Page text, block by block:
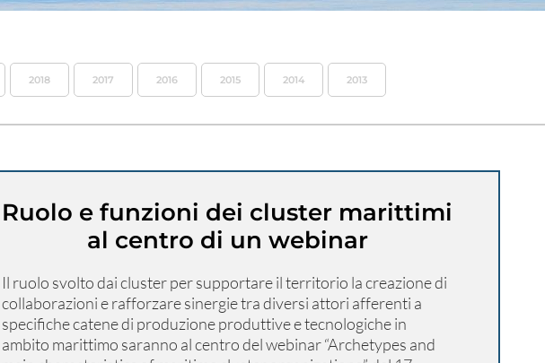
2018 2017 2016 2015 2014 2013
Ruolo e funzioni dei cluster marittimi
al centro di un webinar
Il ruolo svolto dai cluster per supportare il territorio la creazione di
collaborazioni e rafforzare sinergie tra diversi attori afferenti a
specifiche catene di produzione produttive e tecnologiche in
ambito marittimo saranno al centro del webinar “Archetypes and